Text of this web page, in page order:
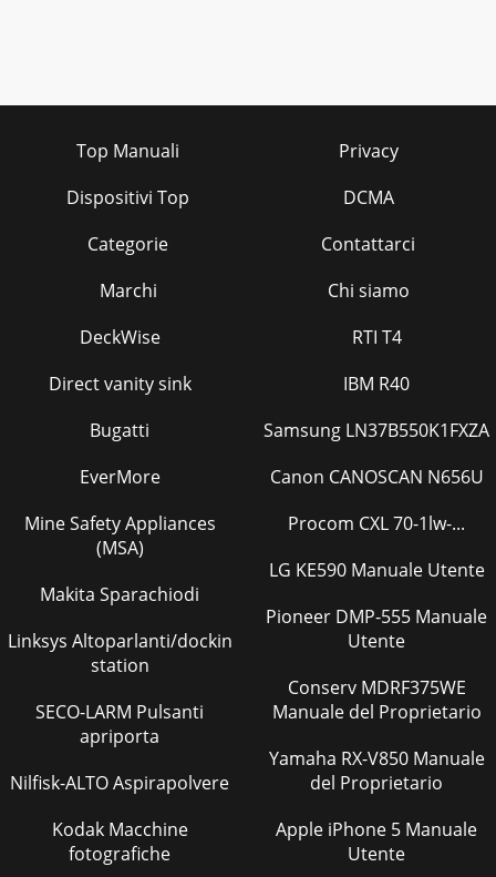
Top Manuali
Dispositivi Top
Categorie
Marchi
Privacy
DCMA
Contattarci
Chi siamo
DeckWise
Direct vanity sink
Bugatti
EverMore
Mine Safety Appliances
(MSA)
Makita Sparachiodi
Linksys Altoparlanti/dockin
station
SECO-LARM Pulsanti
apriporta
Nilfisk-ALTO Aspirapolvere
Kodak Macchine
fotografiche
RTI T4
IBM R40
Samsung LN37B550K1FXZA
Canon CANOSCAN N656U
Procom CXL 70-1lw-...
LG KE590 Manuale Utente
Pioneer DMP-555 Manuale
Utente
Conserv MDRF375WE
Manuale del Proprietario
Yamaha RX-V850 Manuale
del Proprietario
Apple iPhone 5 Manuale
Utente